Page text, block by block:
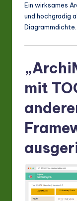
Ein wirksames
und hochgradig
Diagrammdichte.
mit